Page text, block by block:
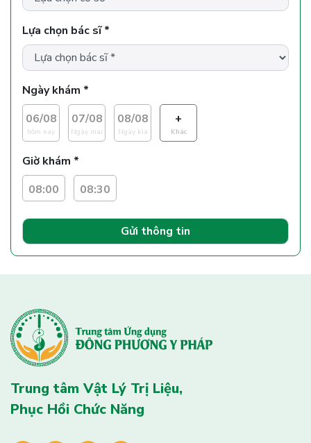
Lựa chọn bác sĩ *
Ngày khám *
06/08
hôm nay
07/08
Ngày mai
08/08
Ngày kìa
+
Khác
Giờ khám *
08:00
08:30
Gửi thông tin
Trung tâm Vật Lý Trị Liệu,
Phục Hồi Chức Năng